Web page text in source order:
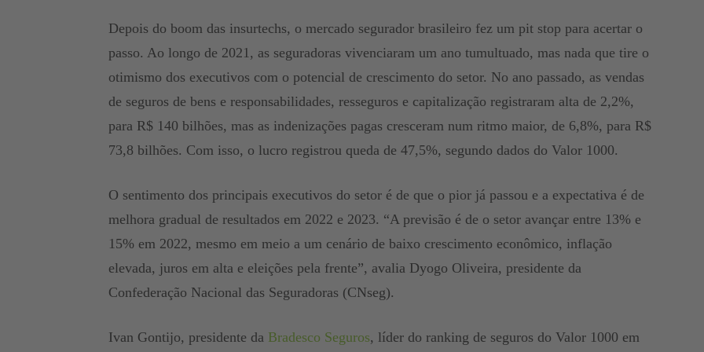
Depois do boom das insurtechs, o mercado segurador brasileiro fez um pit stop para acertar o
passo. Ao longo de 2021, as seguradoras vivenciaram um ano tumultuado, mas nada que tire o
otimismo dos executivos com o potencial de crescimento do setor. No ano passado, as vendas
de seguros de bens e responsabilidades, resseguros e capitalização registraram alta de 2,2%,
para R$ 140 bilhões, mas as indenizações pagas cresceram num ritmo maior, de 6,8%, para R$
73,8 bilhões. Com isso, o lucro registrou queda de 47,5%, segundo dados do Valor 1000.
O sentimento dos principais executivos do setor é de que o pior já passou e a expectativa é de
melhora gradual de resultados em 2022 e 2023. “A previsão é de o setor avançar entre 13% e
15% em 2022, mesmo em meio a um cenário de baixo crescimento econômico, inflação
elevada, juros em alta e eleições pela frente”, avalia Dyogo Oliveira, presidente da
Confederação Nacional das Seguradoras (CNseg).
Ivan Gontijo, presidente da Bradesco Seguros, líder do ranking de seguros do Valor 1000 em